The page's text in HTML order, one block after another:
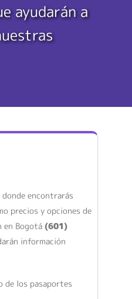
ayudarán a
encontrarás
precios y opciones de
en Bogotá (601)
información
de los pasaportes